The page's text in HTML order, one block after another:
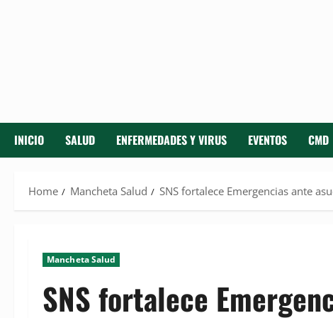
INICIO SALUD ENFERMEDADES Y VIRUS EVENTOS CMD
Home Mancheta Salud SNS fortalece Emergencias ante
Mancheta Salud
SNS fortalece